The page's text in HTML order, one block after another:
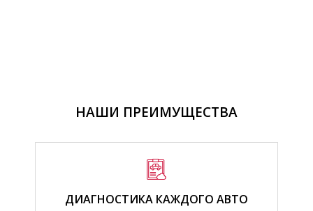
НАШИ ПРЕИМУЩЕСТВА
ДИАГНОСТИКА КАЖДОГО АВТО